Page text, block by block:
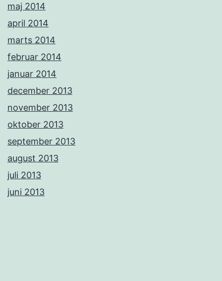
maj 2014
april 2014
marts 2014
februar 2014
januar 2014
december 2013
november 2013
oktober 2013
september 2013
august 2013
juli 2013
juni 2013